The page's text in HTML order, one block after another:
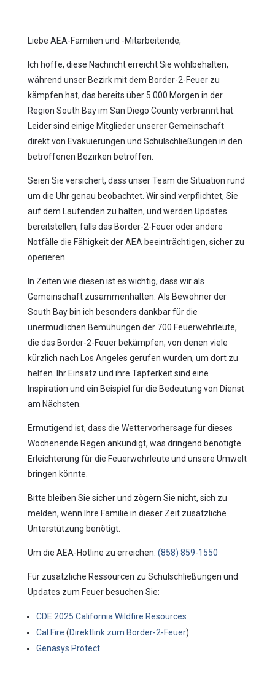
Liebe AEA-Familien und -Mitarbeitende,
Ich hoffe, diese Nachricht erreicht Sie wohlbehalten,
während unser Bezirk mit dem Border-2-Feuer zu
kämpfen hat, das bereits über 5.000 Morgen in der
Region South Bay im San Diego County verbrannt hat.
Leider sind einige Mitglieder unserer Gemeinschaft
direkt von Evakuierungen und Schulschließungen in den
betroffenen Bezirken betroffen.
Seien Sie versichert, dass unser Team die Situation rund
um die Uhr genau beobachtet. Wir sind verpflichtet, Sie
auf dem Laufenden zu halten, und werden Updates
bereitstellen, falls das Border-2-Feuer oder andere
Notfälle die Fähigkeit der AEA beeinträchtigen, sicher zu
operieren.
In Zeiten wie diesen ist es wichtig, dass wir als
Gemeinschaft zusammenhalten. Als Bewohner der
South Bay bin ich besonders dankbar für die
unermüdlichen Bemühungen der 700 Feuerwehrleute,
die das Border-2-Feuer bekämpfen, von denen viele
kürzlich nach Los Angeles gerufen wurden, um dort zu
helfen. Ihr Einsatz und ihre Tapferkeit sind eine
Inspiration und ein Beispiel für die Bedeutung von Dienst
am Nächsten.
Ermutigend ist, dass die Wettervorhersage für dieses
Wochenende Regen ankündigt, was dringend benötigte
Erleichterung für die Feuerwehrleute und unsere Umwelt
bringen könnte.
Bitte bleiben Sie sicher und zögern Sie nicht, sich zu
melden, wenn Ihre Familie in dieser Zeit zusätzliche
Unterstützung benötigt.
Um die AEA-Hotline zu erreichen: (858) 859-1550
Für zusätzliche Ressourcen zu Schulschließungen und
Updates zum Feuer besuchen Sie:
CDE 2025 California Wildfire Resources
Cal Fire (Direktlink zum Border-2-Feuer)
Genasys Protect